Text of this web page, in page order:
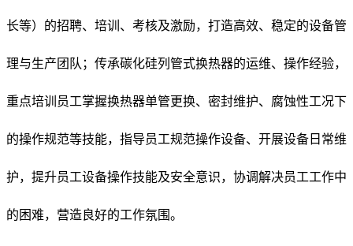
长等）的招聘、培训、考核及激励，打造高效、稳定的设备管
理与生产团队；传承碳化硅列管式换热器的运维、操作经验，
重点培训员工掌握换热器单管更换、密封维护、腐蚀性工况下
的操作规范等技能，指导员工规范操作设备、开展设备日常维
护，提升员工设备操作技能及安全意识，协调解决员工工作中
的困难，营造良好的工作氛围。